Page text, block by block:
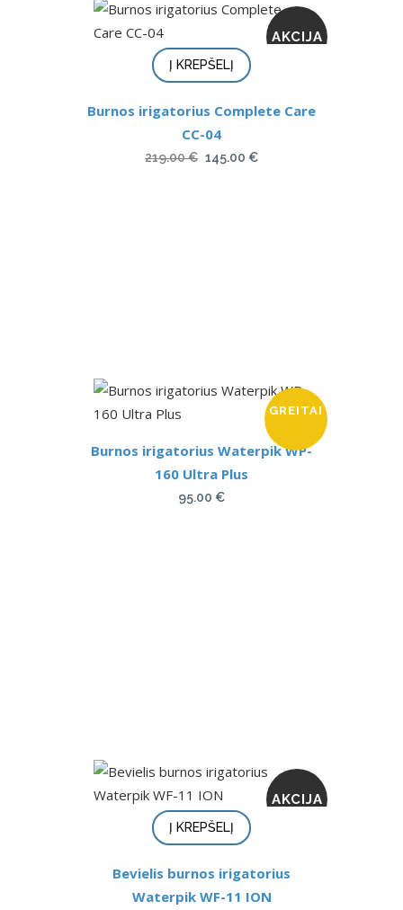
AKCIJA
Į KREPŠELĮ
Burnos irigatorius Complete Care
CC-04
219.00€ Original
145.00 €Current
GREITAI
Burnos irigatorius Waterpik WP-
160 Ultra Plus
95.00 €
AKCIJA
Į KREPŠELĮ
Bevielis burnos irigatorius
Waterpik WF-11 ION